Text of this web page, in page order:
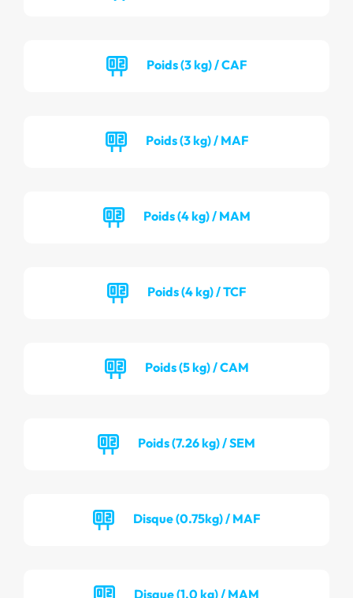
Poids (3 kg) / CAF
Poids (3 kg) / MAF
Poids (4 kg) / MAM
Poids (4 kg) / TCF
Poids (5 kg) / CAM
Poids (7.26 kg) / SEM
Disque (0.75kg) / MAF
Disque (1.0 kg) / MAM